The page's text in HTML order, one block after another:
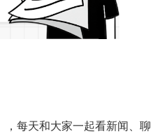
，每天和大家一起看新闻、聊